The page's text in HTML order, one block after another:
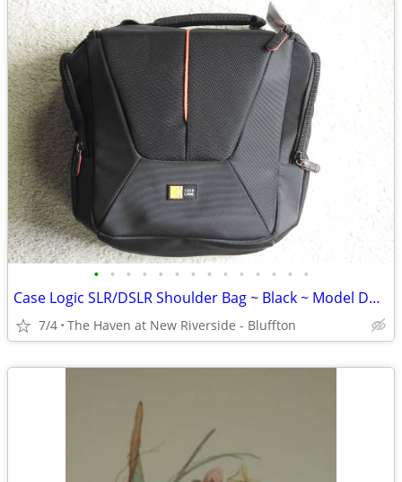
• • • • • • • • • • • • • •
Case Logic SLR/DSLR Shoulder Bag ~ Black ~ Model DCB307 ~
7/4 The Haven at New Riverside - Bluffton